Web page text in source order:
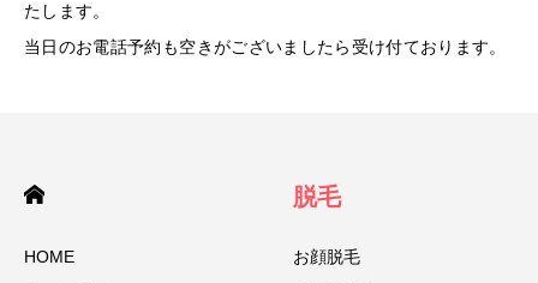
たします。
当日のお電話予約も空きがございましたら受け付ております。
HOME
脱毛
お顔脱毛